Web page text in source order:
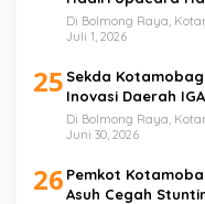
Di Bolmong Raya,
Juli 1, 2026
25 Sekda
Inovasi Daerah
Di Bolmong Raya,
Juni 30, 2026
26 Pemkot
Asuh Cegah